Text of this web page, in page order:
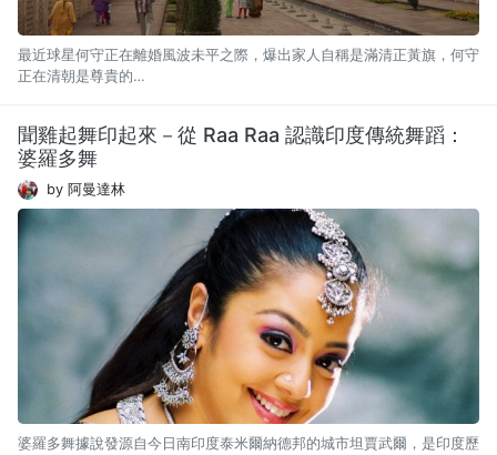
最近球星何守正在離婚風波未平之際，爆出家人自稱是滿清正黃旗，何守
正在清朝是尊貴的…
聞雞起舞印起來－從 Raa Raa 認識印度傳統舞蹈：
婆羅多舞
by 阿曼達林
婆羅多舞據說發源自今日南印度泰米爾納德邦的城市坦賈武爾，是印度歷